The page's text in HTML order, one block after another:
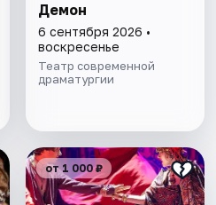
Демон
6 сентября 2026 •
воскресенье
Театр современной
драматургии
от 1 000 ₽